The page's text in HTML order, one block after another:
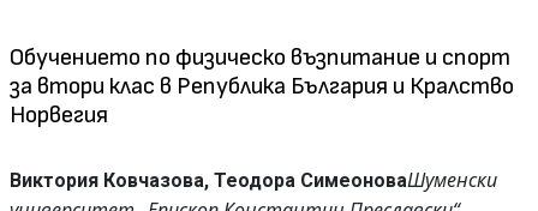
Обучението по физическо възпитание и спорт
за втори клас в Репуб­лика България и Кралство
Норвегия
Виктория Ковчазова, Теодора СимеоноваШуменски